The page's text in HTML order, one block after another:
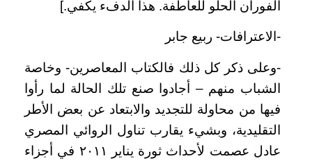
الفوران الحلو للعاطفة. هذا الدفء يكفي.]
-الاعترافات- ربيع جابر
-وعلى ذكر كل ذلك فالكتاب المعاصرين- وخاصة
الشباب منهم – أجادوا صنع تلك الحالة لما رأوا
فيها من محاولة للتجديد والابتعاد عن بعض الأطر
التقليدية، وبشيء يقارب تناول الروائي المصري
عادل عصمت لأحداث ثورة يناير ٢٠١١ في أجزاء